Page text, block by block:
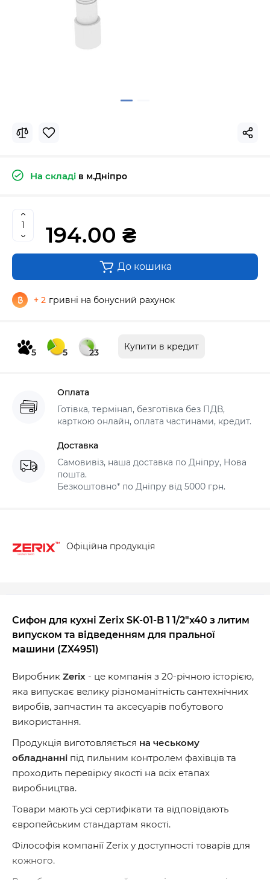
На складі в м.Дніпро
194.00 ₴
До кошика
+ 2 гривні на бонусний рахунок
5 5 23
Купити в кредит
Оплата
Готівка, термінал, безготівка без ПДВ,
карткою онлайн, оплата частинами, кредит.
Доставка
Самовивіз, наша доставка по Дніпру, Нова
пошта.
Безкоштовно* по Дніпру від 5000 грн.
Офіційна продукція
Сифон для кухні Zerix SK-01-B 1 1/2"x40 з литим
випуском та відведенням для пральної
машини (ZX4951)
Виробник Zerix - це компанія з 20-річною історією,
яка випускає велику різноманітність сантехнічних
виробів, запчастин та аксесуарів побутового
використання.
Продукція виготовляється на чеському
обладнанні під пильним контролем фахівців та
проходить перевірку якості на всіх етапах
виробництва.
Товари мають усі сертифікати та відповідають
європейським стандартам якості.
Філософія компанії Zerix у доступності товарів для
кожного.